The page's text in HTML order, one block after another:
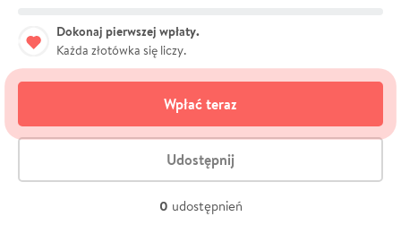
Dokonaj pierwszej wpłaty.
Każda złotówka się liczy.
Wpłać teraz
Udostępnij
0 udostępnień